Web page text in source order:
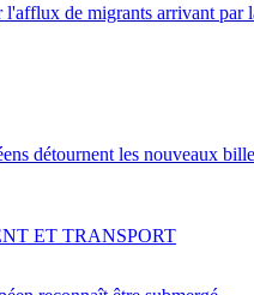
l'afflux de migrants arrivant par
détournent les nouveaux
ET TRANSPORT